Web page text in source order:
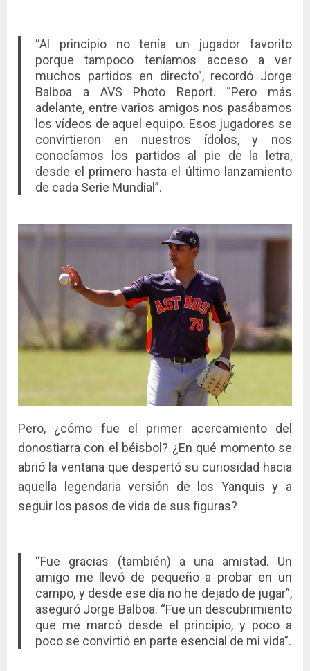
“Al principio no tenía un jugador favorito
porque tampoco teníamos acceso a ver
muchos partidos en directo”, recordó Jorge
Balboa a AVS Photo Report. “Pero más
adelante, entre varios amigos nos pasábamos
los vídeos de aquel equipo. Esos jugadores se
convirtieron en nuestros ídolos, y nos
conocíamos los partidos al pie de la letra,
desde el primero hasta el último lanzamiento
de cada Serie Mundial”.
Pero, ¿cómo fue el primer acercamiento del
donostiarra con el béisbol? ¿En qué momento se
abrió la ventana que despertó su curiosidad hacia
aquella legendaria versión de los Yanquis y a
seguir los pasos de vida de sus figuras?
“Fue gracias (también) a una amistad. Un
amigo me llevó de pequeño a probar en un
campo, y desde ese día no he dejado de jugar”,
aseguró Jorge Balboa. “Fue un descubrimiento
que me marcó desde el principio, y poco a
poco se convirtió en parte esencial de mi vida”.